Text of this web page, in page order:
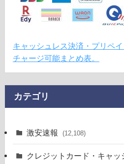
キャッシュレス決済・プリペ
チャージ可能まとめ表。
カテゴリ
激安速報 (12,108)
クレジットカード・キャッ